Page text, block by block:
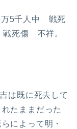
5千人中 戦死
死傷 不祥。
は既に死去して
たままだった
によって明・